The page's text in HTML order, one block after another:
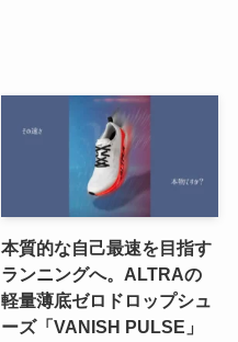
本質的な自己最速を目指す
ランニングへ。ALTRAの
軽量薄底ゼロドロップシュ
ーズ「VANISH PULSE」